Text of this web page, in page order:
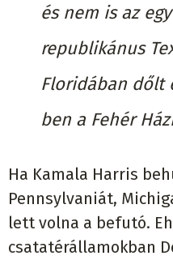
és nem is az
republikánus
Floridában dőlt
ben a Fehér
Ha Kamala Harris
Pennsylvaniát,
lett volna a befutó.
csatatérállamokban